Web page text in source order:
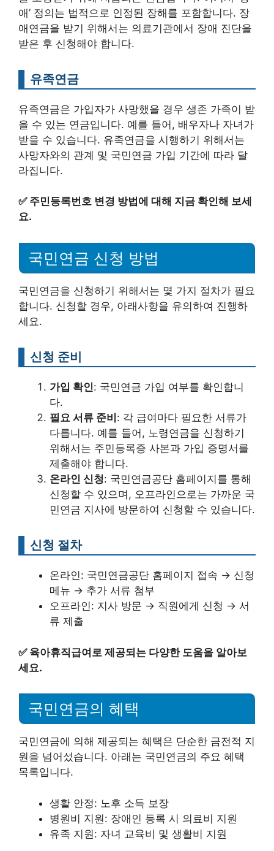
애’ 정의는 법적으로 인정된 장해를 포함합니다. 장
애연금을 받기 위해서는 의료기관에서 장애 진단을
받은 후 신청해야 합니다.
유족연금
유족연금은 가입자가 사망했을 경우 생존 가족이 받
을 수 있는 연금입니다. 예를 들어, 배우자나 자녀가
받을 수 있습니다. 유족연금을 시행하기 위해서는
사망자와의 관계 및 국민연금 가입 기간에 따라 달
라집니다.
✅ 주민등록번호 변경 방법에 대해 지금 확인해 보세
요.
국민연금 신청 방법
국민연금을 신청하기 위해서는 몇 가지 절차가 필요
합니다. 신청할 경우, 아래사항을 유의하여 진행하
세요.
신청 준비
가입 확인: 국민연금 가입 여부를 확인합니
다.
필요 서류 준비 : 각 급여마다 필요한 서류가
다릅니다. 예를 들어, 노령연금을 신청하기
위해서는 주민등록증 사본과 가입 증명서를
제출해야 합니다.
온라인 신청: 국민연금공단 홈페이지를 통해
신청할 수 있으며, 오프라인으로는 가까운 국
민연금 지사에 방문하여 신청할 수 있습니다.
신청 절차
온라인: 국민연금공단 홈페이지 접속 → 신청
메뉴 → 추가 서류 첨부
오프라인: 지사 방문 → 직원에게 신청 → 서
류 제출
✅ 육아휴직급여로 제공되는 다양한 도움을 알아보
세요.
국민연금의 혜택
국민연금에 의해 제공되는 혜택은 단순한 금전적 지
원을 넘어섰습니다. 아래는 국민연금의 주요 혜택
목록입니다.
생활 안정: 노후 소득 보장
병원비 지원: 장애인 등록 시 의료비 지원
유족 지원: 자녀 교육비 및 생활비 지원